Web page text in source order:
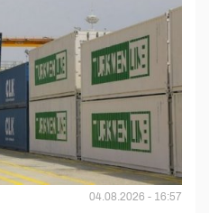
04.08.2026 - 16:57